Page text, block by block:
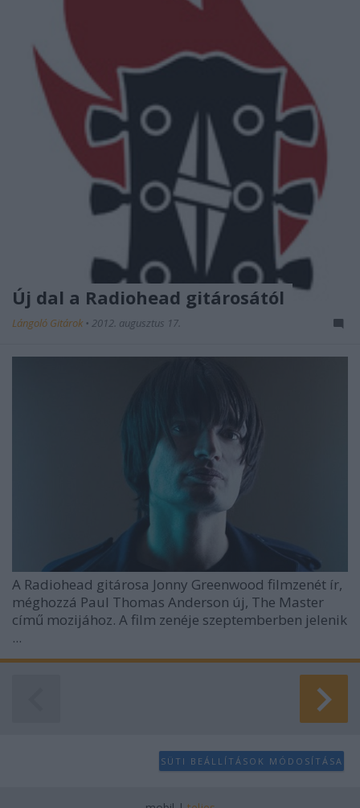
Új dal a Radiohead gitárosától
Lángoló Gitárok • 2012. augusztus 17.
A Radiohead gitárosa Jonny Greenwood filmzenét ír,
méghozzá Paul Thomas Anderson új, The Master
című mozijához. A film zenéje szeptemberben jelenik
...
SÜTI BEÁLLÍTÁSOK MÓDOSÍTÁSA